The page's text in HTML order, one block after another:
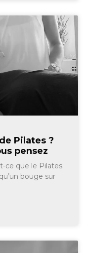
Pilates ?
pensez
ce que le Pilates
bouge sur